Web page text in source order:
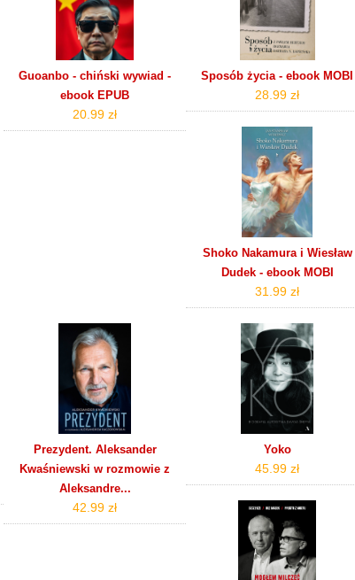
Guoanbo - chiński wywiad -
ebook EPUB
20.99 zł
Sposób życia - ebook MOBI
28.99 zł
Shoko Nakamura i Wiesław
Dudek - ebook MOBI
31.99 zł
Prezydent. Aleksander
Kwaśniewski w rozmowie z
Aleksandre...
42.99 zł
Yoko
45.99 zł